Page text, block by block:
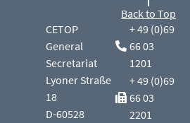
CETOP
General
Secretariat
Lyoner Straße
18
D-60528
+ 49 (0)69
66 03
1201
+ 49 (0)69
66 03
2201
Back to Top